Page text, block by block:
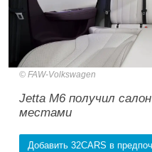
FAW-Volkswagen
Jetta M6 получил
местами
Добавить 32CARS в